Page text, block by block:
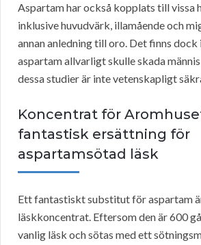
Aspartam har också kopplats till vissa
inklusive huvudvärk, illamående och
annan anledning till oro. Det finns
aspartam allvarligt skulle skada
dessa studier är inte vetenskapligt
Koncentrat för
fantastisk ersättning för
aspartamsötad läsk
Ett fantastiskt substitut för aspartam
läskkoncentrat. Eftersom den är 600
vanlig läsk och sötas med ett